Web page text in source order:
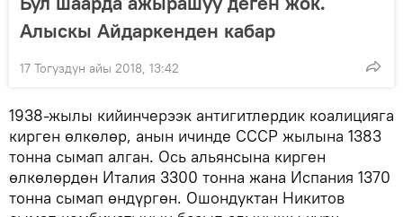
Алыскы Айдаркенден кабар
17 Тогуздун айы 2018, 13:42
1938-жылы кийинчерээк антигитлердик коалицияга
кирген өлкөлөр, анын ичинде СССР жылына 1383
тонна сымап алган. Ось альянсына кирген
өлкөлөрдөн Италия 3300 тонна жана Испания 1370
тонна сымап өндүргөн. Ошондуктан Никитов